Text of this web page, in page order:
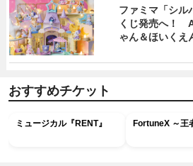
ファミマ「シル
くじ発売へ！
ゃん＆ほいくえ
おすすめチケット
ミュージカル『RENT』 FortuneX ～王